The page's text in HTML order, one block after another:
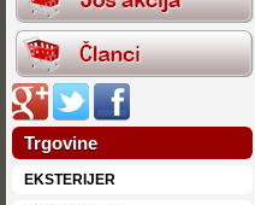
Trgovine
EKSTERIJER